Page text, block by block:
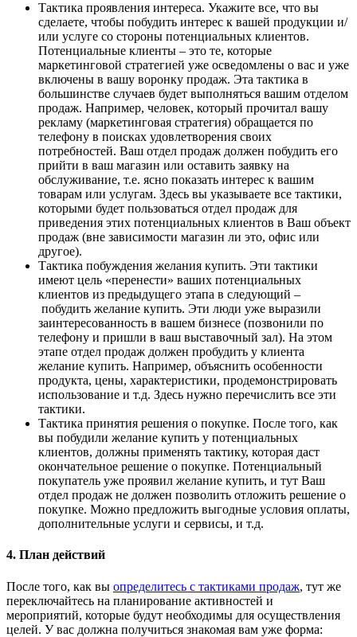
Тактика проявления интереса. Укажите все, что вы
сделаете, чтобы побудить интерес к вашей продукции и/
или услуге со стороны потенциальных клиентов.
Потенциальные клиенты – это те, которые
маркетинговой стратегией уже осведомлены о вас и уже
включены в вашу воронку продаж. Эта тактика в
большинстве случаев будет выполняться вашим отделом
продаж. Например, человек, который прочитал вашу
рекламу (маркетинговая стратегия) обращается по
телефону в поисках удовлетворения своих
потребностей. Ваш отдел продаж должен побудить его
прийти в ваш магазин или оставить заявку на
обслуживание, т.е. ясно показать интерес к вашим
товарам или услугам. Здесь вы указываете все тактики,
которыми будет пользоваться отдел продаж для
приведения этих потенциальных клиентов в Ваш объект
продаж (вне зависимости магазин ли это, офис или
другое).
Тактика побуждения желания купить. Эти тактики
имеют цель «перенести» ваших потенциальных
клиентов из предыдущего этапа в следующий –
побудить желание купить. Эти люди уже выразили
заинтересованность в вашем бизнесе (позвонили по
телефону и пришли в ваш выставочный зал). На этом
этапе отдел продаж должен пробудить у клиента
желание купить. Например, объяснить особенности
продукта, цены, характеристики, продемонстрировать
использование и т.д. Здесь нужно перечислить все эти
тактики.
Тактика принятия решения о покупке. После того, как
вы побудили желание купить у потенциальных
клиентов, должны применять тактику, которая даст
окончательное решение о покупке. Потенциальный
покупатель уже проявил желание купить, и тут Ваш
отдел продаж не должен позволить отложить решение о
покупке. Можно предложить выгодные условия оплаты,
дополнительные услуги и сервисы, и т.д.
4. План действий
После того, как вы определитесь с тактиками продаж, тут же
переключайтесь на планирование активностей и
мероприятий, которые будут необходимы для осуществления
целей. У вас должна получиться знакомая вам уже форма: